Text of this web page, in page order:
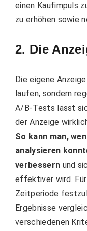
einen Kaufimpuls
zu erhöhen sowie
2. Die
Die eigene
laufen, sondern
A/B-Tests lässt
der Anzeige
So kann man,
analysieren
verbessern und
effektiver wird.
Zeitperiode
Ergebnisse
verschiedenen